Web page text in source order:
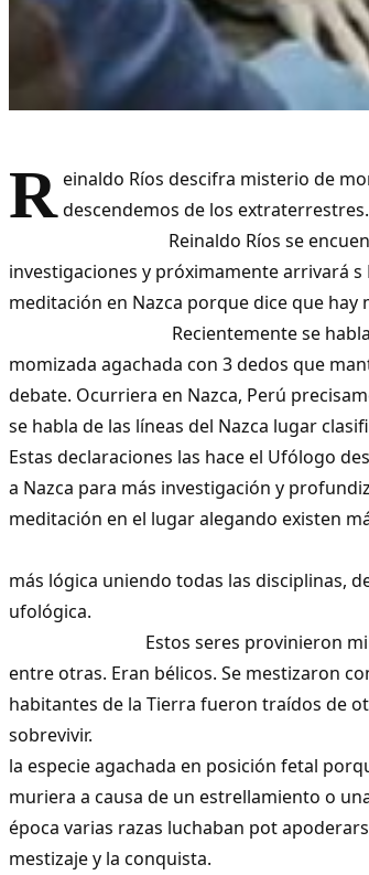
R einaldo Ríos descifra misterio de
descendemos de
Reinaldo Ríos se encuentra
investigaciones y próximamente arrivará
meditación en Nazca porque dice
Recientemente se habla del
momizada agachada con 3 dedos que
debate. Ocurriera en Nazca, Perú
se habla de las líneas del Nazca lugar
Estas declaraciones las hace el Ufólogo
a Nazca para más investigación y
meditación en el lugar alegando existen
Esta es la
más lógica uniendo todas las disciplinas,
Estos seres provinieron miles de
entre otras. Eran bélicos. Se mestizaron
habitantes de la Tierra fueron traídos de
sobrevivir.
la especie agachada en posición fetal
muriera a causa de un estrellamiento o
época varias razas luchaban pot
mestizaje y